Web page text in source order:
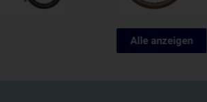
Alle anzeigen